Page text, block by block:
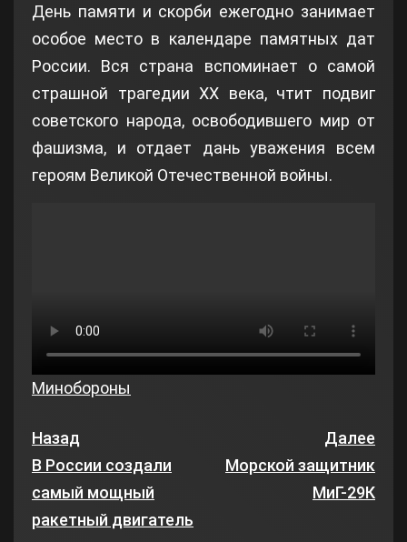
День памяти и скорби ежегодно занимает
особое место в календаре памятных дат
России. Вся страна вспоминает о самой
страшной трагедии ХХ века, чтит подвиг
советского народа, освободившего мир от
фашизма, и отдает дань уважения всем
героям Великой Отечественной войны.
Минобороны
Назад
В России создали
самый мощный
ракетный двигатель
Далее
Морской защитник
МиГ-29К